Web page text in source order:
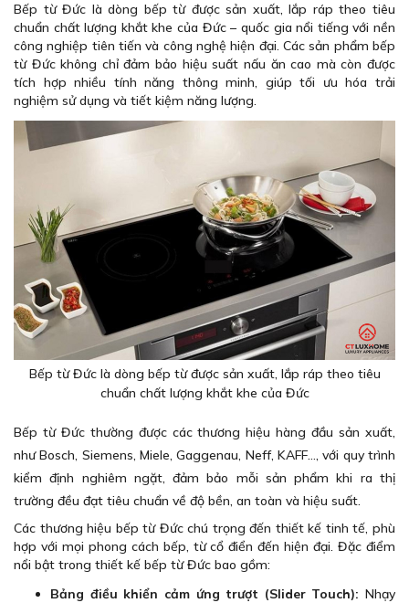
Bếp từ Đức là dòng bếp từ được sản xuất, lắp ráp theo tiêu
chuẩn chất lượng khắt khe của Đức – quốc gia nổi tiếng với nền
công nghiệp tiên tiến và công nghệ hiện đại. Các sản phẩm bếp
từ Đức không chỉ đảm bảo hiệu suất nấu ăn cao mà còn được
tích hợp nhiều tính năng thông minh, giúp tối ưu hóa trải
nghiệm sử dụng và tiết kiệm năng lượng.
Bếp từ Đức là dòng bếp từ được sản xuất, lắp ráp theo tiêu
chuẩn chất lượng khắt khe của Đức
Bếp từ Đức thường được các thương hiệu hàng đầu sản xuất,
như Bosch, Siemens, Miele, Gaggenau, Neff, KAFF…, với quy trình
kiểm định nghiêm ngặt, đảm bảo mỗi sản phẩm khi ra thị
trường đều đạt tiêu chuẩn về độ bền, an toàn và hiệu suất.
Các thương hiệu bếp từ Đức chú trọng đến thiết kế tinh tế, phù
hợp với mọi phong cách bếp, từ cổ điển đến hiện đại. Đặc điểm
nổi bật trong thiết kế bếp từ Đức bao gồm:
Bảng điều khiển cảm ứng trượt (Slider Touch): Nhạy